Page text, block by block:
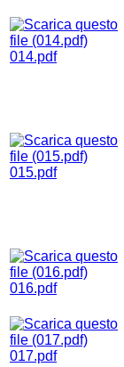
014.pdf
015.pdf
016.pdf
017.pdf